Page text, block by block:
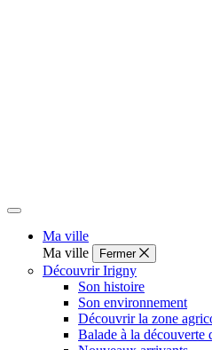
Ma ville
Ma ville
Fermer
Découvrir Irigny
Son histoire
Son environnement
Découvrir la zone
Balade à la découverte